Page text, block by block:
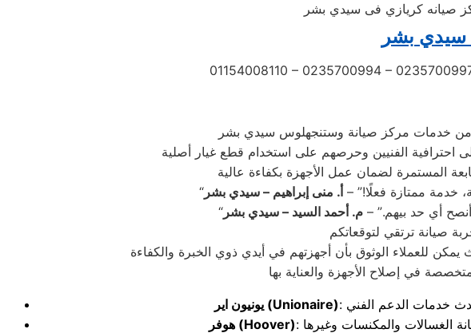
صيانه كريازي فى سيدي بشر
سيدي بشر
01154008110 – 0235700994 –
خدمة ممتازة فعلًا!” – أ. منى إبراهيم – سيدي بشر
أي حد بيهم.” – م. أحمد السيد – سيدي بشر
للعملاء الوثوق بأن أجهزتهم في أيدي ذوي الخبرة والكفاءة
يونيون اير(Unionaire)
هوفر (Hoover)